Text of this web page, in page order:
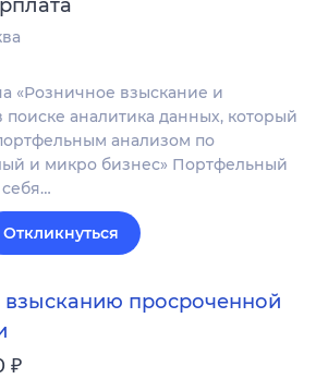
«Розничное взыскание и
поиске аналитика данных, который
анализом по
и микро бизнес» Портфельный
Откликнуться
взысканию просроченной
₽